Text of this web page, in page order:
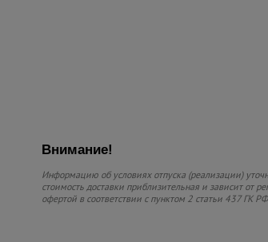
Внимание!
Информацию об условиях отпуска (реализации)
стоимость доставки приблизительная и зависит от
офертой в соответствии с пунктом 2 статьи 437 ГК